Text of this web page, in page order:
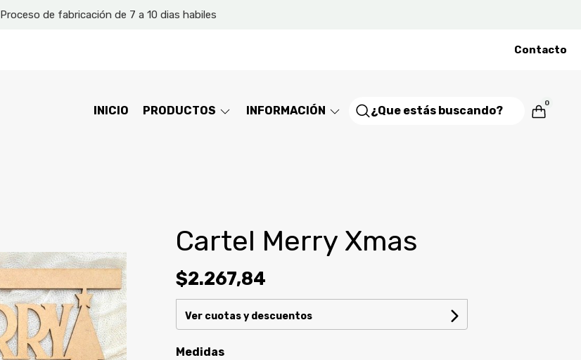
Proceso de fabricación de 7 a 10 dias habiles
Contacto
INICIO PRODUCTOS INFORMACIÓN
0
Cartel Merry Xmas
$2.267,84
Ver cuotas y descuentos
Medidas